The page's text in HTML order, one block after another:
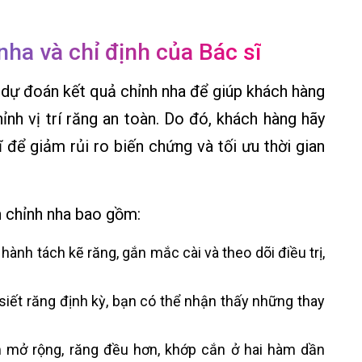
và chỉ định của Bác sĩ
đoán kết quả chỉnh nha để giúp khách hàng
vị trí răng an toàn. Do đó, khách hàng hãy
giảm rủi ro biến chứng và tối ưu thời gian
nha bao gồm:
tách kẽ răng, gắn mắc cài và theo dõi điều trị,
răng định kỳ, bạn có thể nhận thấy những thay
rộng, răng đều hơn, khớp cắn ở hai hàm dần